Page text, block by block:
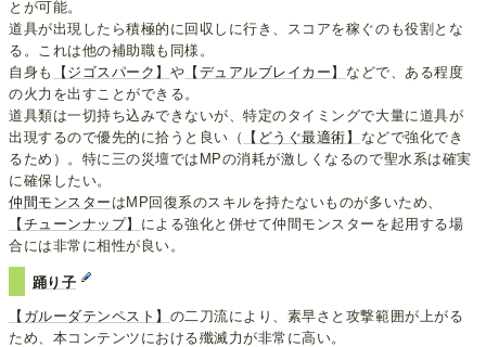
とが可能。
道具が出現したら積極的に回収しに行き、スコアを稼ぐのも役割とな
る。これは他の補助職も同様。
自身も
【ジゴスパーク】 や 【デュアルブレイカー】 などで、ある程度
の火力を出すことができる。
道具類は一切持ち込みできないが、特定のタイミングで大量に道具が
出現するので優先的に拾うと良い（
【どうぐ最適術】 などで強化でき
るため）。特に三の災壇ではMPの消耗が激しくなるので聖水系は確実
に確保したい。
仲間モンスター はMP回復系のスキルを持たないものが多いため、
【チューンナップ】 による強化と併せて仲間モンスターを起用する場
合には非常に相性が良い。
踊り子
【ガルーダテンペスト】 の二刀流により、素早さと攻撃範囲が上がる
ため、本コンテンツにおける殲滅力が非常に高い。